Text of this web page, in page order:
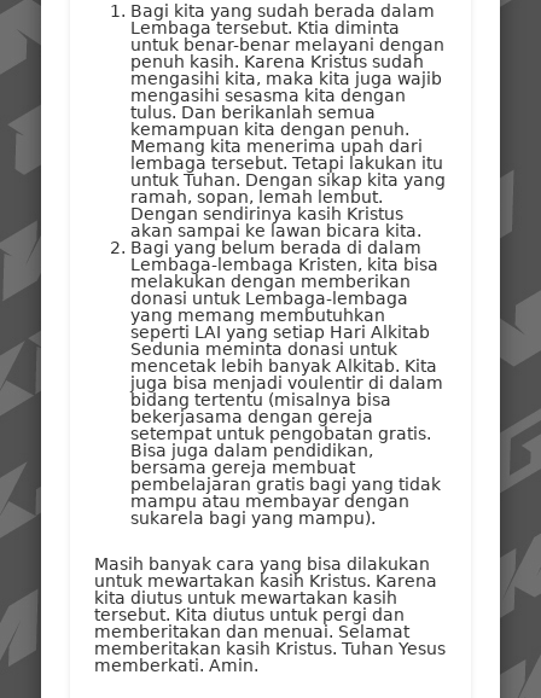
Bagi kita yang sudah berada dalam
Lembaga tersebut. Ktia diminta
untuk benar-benar melayani dengan
penuh kasih. Karena Kristus sudah
mengasihi kita, maka kita juga wajib
mengasihi sesasma kita dengan
tulus. Dan berikanlah semua
kemampuan kita dengan penuh.
Memang kita menerima upah dari
lembaga tersebut. Tetapi lakukan itu
untuk Tuhan. Dengan sikap kita yang
ramah, sopan, lemah lembut.
Dengan sendirinya kasih Kristus
akan sampai ke lawan bicara kita.
Bagi yang belum berada di dalam
Lembaga-lembaga Kristen, kita bisa
melakukan dengan memberikan
donasi untuk Lembaga-lembaga
yang memang membutuhkan
seperti LAI yang setiap Hari Alkitab
Sedunia meminta donasi untuk
mencetak lebih banyak Alkitab. Kita
juga bisa menjadi voulentir di dalam
bidang tertentu (misalnya bisa
bekerjasama dengan gereja
setempat untuk pengobatan gratis.
Bisa juga dalam pendidikan,
bersama gereja membuat
pembelajaran gratis bagi yang tidak
mampu atau membayar dengan
sukarela bagi yang mampu).
Masih banyak cara yang bisa dilakukan
untuk mewartakan kasih Kristus. Karena
kita diutus untuk mewartakan kasih
tersebut. Kita diutus untuk pergi dan
memberitakan dan menuai. Selamat
memberitakan kasih Kristus. Tuhan Yesus
memberkati. Amin.